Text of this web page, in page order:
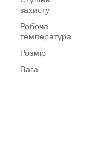
захисту
Робоча
температура
Розмір
Вага